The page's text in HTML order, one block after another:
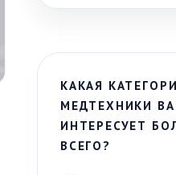
КАКАЯ
МЕДТЕХНИКИ
ИНТЕРЕСУЕТ
ВСЕГО?